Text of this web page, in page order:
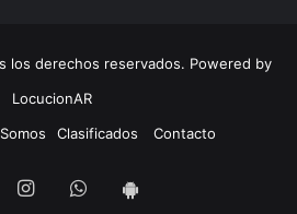
los derechos reservados. Powered by
LocucionAR
Clasificados Contacto
InstagramWhatsapp